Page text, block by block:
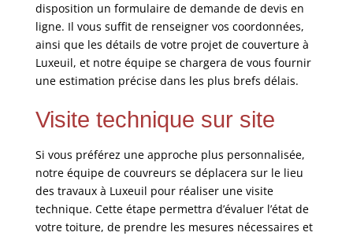
disposition un formulaire de demande de devis en
ligne. Il vous suffit de renseigner vos coordonnées,
ainsi que les détails de votre projet de couverture à
Luxeuil, et notre équipe se chargera de vous fournir
une estimation précise dans les plus brefs délais.
Visite technique sur site
Si vous préférez une approche plus personnalisée,
notre équipe de couvreurs se déplacera sur le lieu
des travaux à Luxeuil pour réaliser une visite
technique. Cette étape permettra d’évaluer l’état de
votre toiture, de prendre les mesures nécessaires et